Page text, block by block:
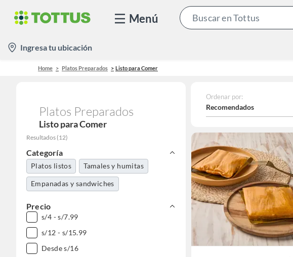
Menú
location-
icon
Ingresa tu ubicación
Home Platos Preparados Listo para Comer
Platos Preparados
Listo para Comer
Resultados (12)
Categoría
Platos listos Tamales y humitas
Empanadas y sandwiches
Precio
s/4 - s/7.99
s/12 - s/15.99
Desde s/16
Ordenar por:
Recomendados